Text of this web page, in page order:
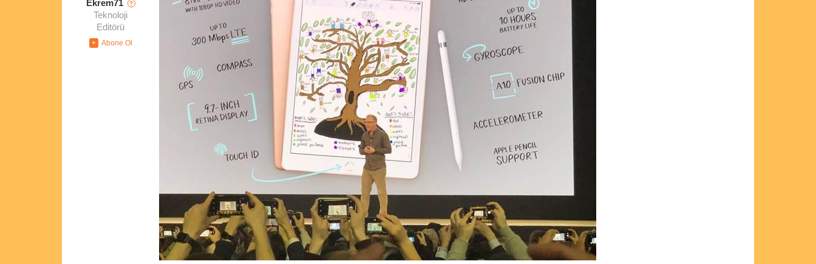
Ekrem71 ?
Teknoloji
Editörü